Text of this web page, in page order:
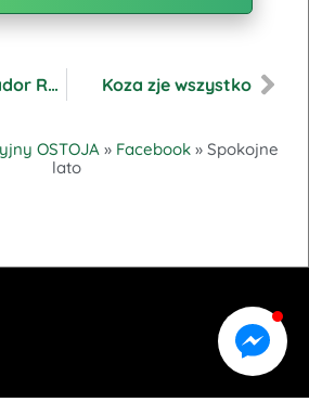
Maluchy Labrador Retriever Koza zje wszystko
OSTOJA » Facebook » Spokojne
lato